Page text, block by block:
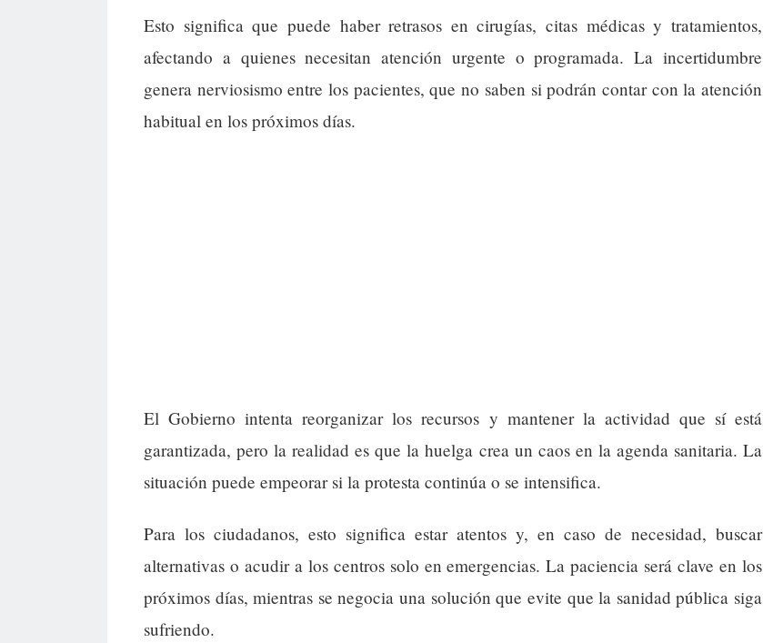
Esto significa que puede haber retrasos en cirugías, citas médicas y tratamientos,
afectando a quienes necesitan atención urgente o programada. La incertidumbre
genera nerviosismo entre los pacientes, que no saben si podrán contar con la atención
habitual en los próximos días.
El Gobierno intenta reorganizar los recursos y mantener la actividad que sí está
garantizada, pero la realidad es que la huelga crea un caos en la agenda sanitaria. La
situación puede empeorar si la protesta continúa o se intensifica.
Para los ciudadanos, esto significa estar atentos y, en caso de necesidad, buscar
alternativas o acudir a los centros solo en emergencias. La paciencia será clave en los
próximos días, mientras se negocia una solución que evite que la sanidad pública siga
sufriendo.